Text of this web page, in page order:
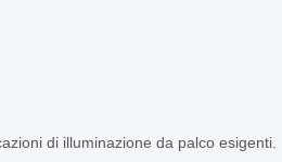
di illuminazione da palco esigenti.